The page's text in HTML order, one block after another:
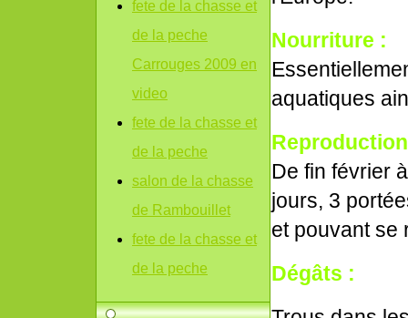
fete de la chasse et
de la peche
Carrouges 2009 en
video
fete de la chasse et
de la peche
salon de la chasse
de Rambouillet
fete de la chasse et
de la peche
Nourriture :
aquatiques
De fin février
jours, 3
et pouvant se
Dégâts :